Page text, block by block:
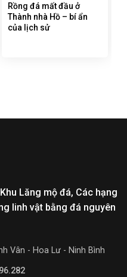
Rồng đá mất đầu ở
Thành nhà Hồ – bí ẩn
của lịch sử
Lăng mộ đá, Các hạng
linh vật bằng đá nguyên
Vân - Hoa Lư - Ninh Bình